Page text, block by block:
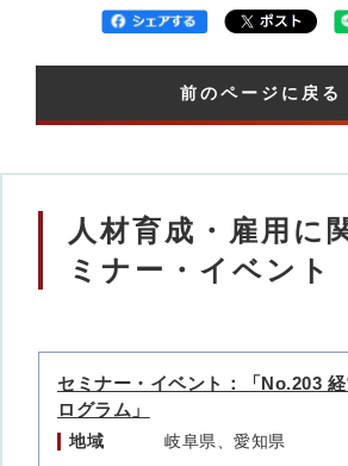
前のページに戻る
人材育成・雇用に
ミナー・イベント
セミナー・イベント：「No.203
ログラム」
地域 岐阜県、愛知県